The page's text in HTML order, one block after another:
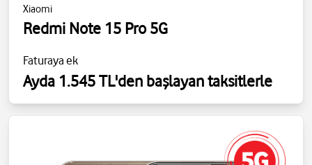
Xiaomi
Redmi Note 15 Pro 5G
Faturaya ek
Ayda 1.545 TL'den başlayan taksitlerle